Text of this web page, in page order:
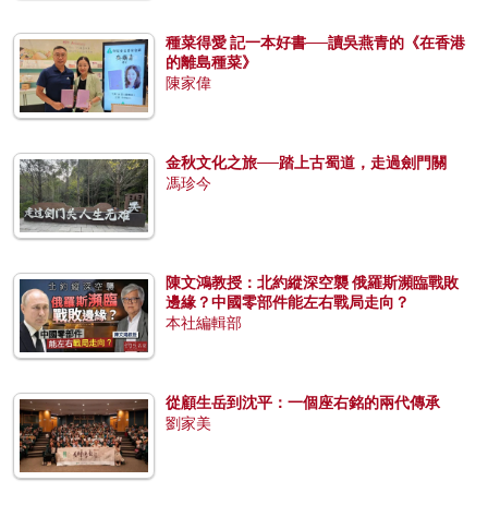
種菜得愛 記一本好書──讀吳燕青的《在香港
的離島種菜》
陳家偉
金秋文化之旅──踏上古蜀道，走過劍門關
馮珍今
陳文鴻教授：北約縱深空襲 俄羅斯瀕臨戰敗
邊緣？中國零部件能左右戰局走向？
本社編輯部
從顧生岳到沈平：一個座右銘的兩代傳承
劉家美